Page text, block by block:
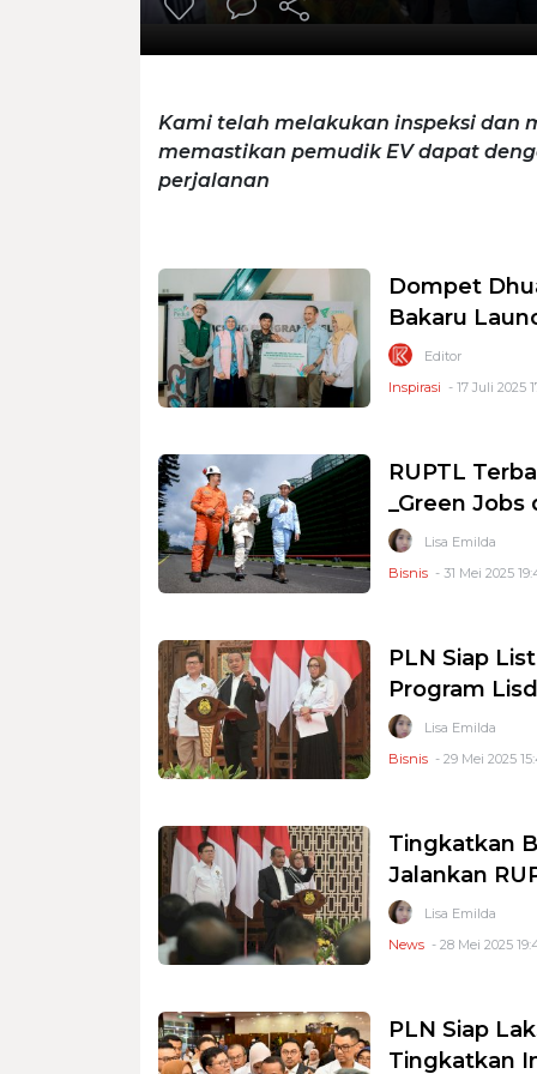
Kami telah melakukan inspeksi
memastikan pemudik EV dapat
perjalanan
Dompet
Bakaru
Editor
Inspirasi - 17 Juli 2025
RUPTL
_Green
Lisa Emilda
Bisnis - 31 Mei 2025
PLN Siap
Program
Lisa Emilda
Bisnis - 29 Mei 2025
Tingkatkan
Jalankan
Lisa Emilda
News - 28 Mei 2025
PLN Siap
Tingkatkan